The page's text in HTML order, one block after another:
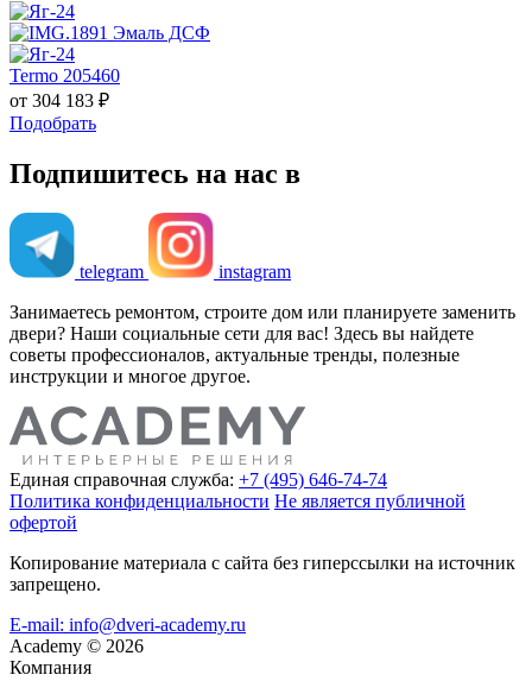
Termo 205460
от 304 183 ₽
Подобрать
Подпишитесь на нас в
telegram
instagram
Занимаетесь ремонтом, строите дом или планируете заменить
двери? Наши социальные сети для вас! Здесь вы найдете
советы профессионалов, актуальные тренды, полезные
инструкции и многое другое.
Единая справочная служба: +7 (495) 646-74-74
Политика конфиденциальности Не является публичной
офертой
Копирование материала с сайта без гиперссылки на источник
запрещено.
E-mail: info@dveri-academy.ru
Academy © 2026
Компания